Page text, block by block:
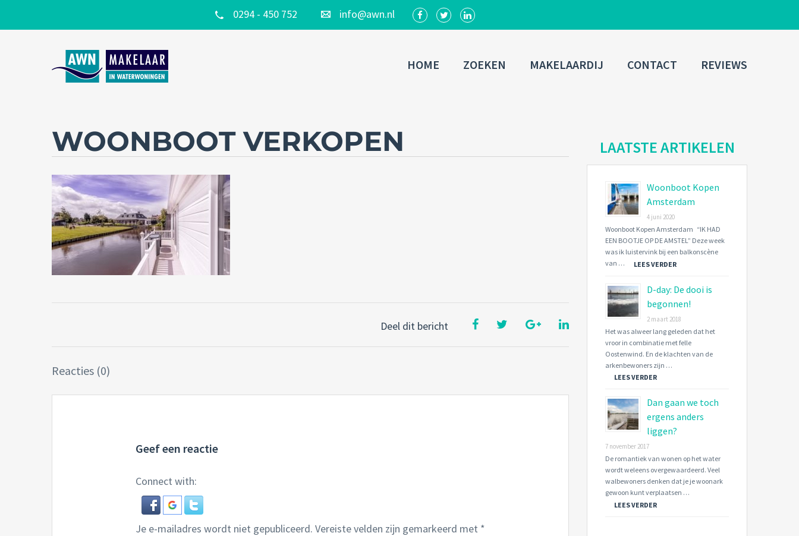
0294 - 450 752 info@awn.nl
Username
Connect with:
Forgot
password?
Remember me
HOME ZOEKEN MAKELAARDIJ CONTACT REVIEWS
WOONBOOT VERKOPEN
Deel dit bericht
Reacties (0)
Geef een reactie
Connect with:
Je e-mailadres wordt niet gepubliceerd. Vereiste velden zijn gemarkeerd met *
LAATSTE ARTIKELEN
Woonboot Kopen
Amsterdam
4 juni 2020
Woonboot Kopen Amsterdam “IK HAD
EEN BOOTJE OP DE AMSTEL” Deze week
was ik luistervink bij een balkonscène
van …
LEES VERDER
D-day: De dooi is
begonnen!
2 maart 2018
Het was alweer lang geleden dat het
vroor in combinatie met felle
Oostenwind. En de klachten van de
arkenbewoners zijn …
LEES VERDER
Dan gaan we toch
ergens anders
liggen?
7 november 2017
De romantiek van wonen op het water
wordt weleens overgewaardeerd. Veel
walbewoners denken dat je je woonark
gewoon kunt verplaatsen …
LEES VERDER